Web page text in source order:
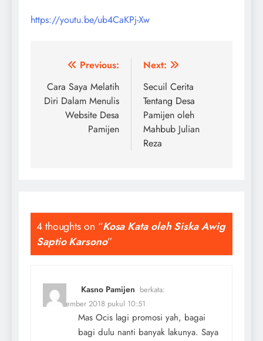
https://youtu.be/ub4CaKPj-Xw
Navigasi
pos
Previous:
Cara Saya Melatih
Diri Dalam Menulis
Website Desa
Pamijen
Next:
Secuil Cerita
Tentang Desa
Pamijen oleh
Mahbub Julian
Reza
4 thoughts on “Kosa Kata oleh Siska Awig
Saptio Karsono”
Kasno Pamijen berkata:
11 November 2018 pukul 10:51
Mas Ocis lagi promosi yah, bagai
bagi dulu nanti banyak lakunya. Saya